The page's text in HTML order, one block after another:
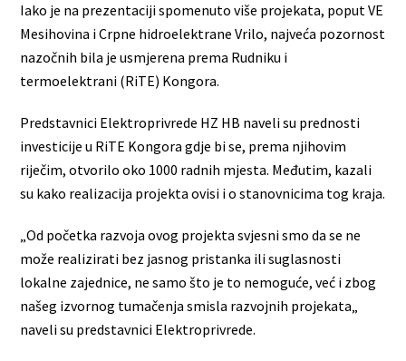
Iako je na prezentaciji spomenuto više projekata, poput VE
Mesihovina i Crpne hidroelektrane Vrilo, najveća pozornost
nazočnih bila je usmjerena prema Rudniku i
termoelektrani (RiTE) Kongora.
Predstavnici Elektroprivrede HZ HB naveli su prednosti
investicije u RiTE Kongora gdje bi se, prema njihovim
riječim, otvorilo oko 1000 radnih mjesta. Međutim, kazali
su kako realizacija projekta ovisi i o stanovnicima tog kraja.
„Od početka razvoja ovog projekta svjesni smo da se ne
može realizirati bez jasnog pristanka ili suglasnosti
lokalne zajednice, ne samo što je to nemoguće, već i zbog
našeg izvornog tumačenja smisla razvojnih projekata„
naveli su predstavnici Elektroprivrede.